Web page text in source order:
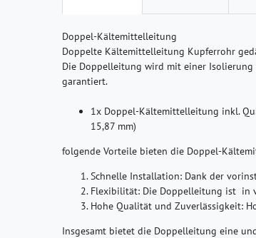
Doppel-Kältemittelleitung
Doppelte Kältemittelleitung Kupferrohr
Die Doppelleitung wird mit einer
garantiert.
1x Doppel-Kältemittelleitung inkl.
15,87 mm)
folgende Vorteile bieten die Doppel-
Schnelle Installation: Dank der
Flexibilität: Die Doppelleitung ist in
Hohe Qualität und Zuverlässigkeit:
Insgesamt bietet die Doppelleitung eine